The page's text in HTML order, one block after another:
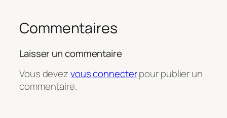
Commentaires
Laisser un commentaire
Vous devezvous connecterpour publier un
commentaire.